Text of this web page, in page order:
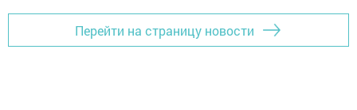
Перейти на страницу новости